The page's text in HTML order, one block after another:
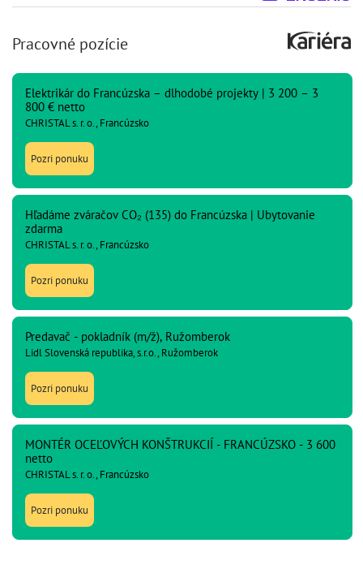
Pracovné pozície
Elektrikár do Francúzska – dlhodobé projekty | 3 200 – 3
800 € netto
CHRISTAL s. r. o., Francúzsko
Pozri ponuku
Hľadáme zváračov CO₂ (135) do Francúzska | Ubytovanie
zdarma
CHRISTAL s. r. o., Francúzsko
Pozri ponuku
Predavač - pokladník (m/ž), Ružomberok
Lidl Slovenská republika, s.r.o., Ružomberok
Pozri ponuku
MONTÉR OCEĽOVÝCH KONŠTRUKCIÍ - FRANCÚZSKO - 3 600
netto
CHRISTAL s. r. o., Francúzsko
Pozri ponuku